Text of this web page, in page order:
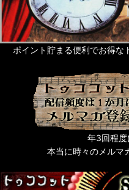
ポイント貯まる便利でお得な
年3回程度
本当に時々のメルマ